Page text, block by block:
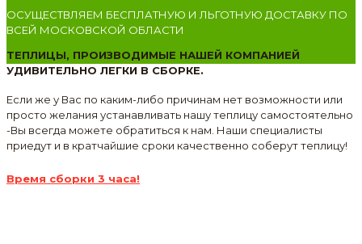
ОСУЩЕСТВЛЯЕМ БЕСПЛАТНУЮ И ЛЬГОТНУЮ ДОСТАВКУ ПО
ВСЕЙ МОСКОВСКОЙ ОБЛАСТИ
ТЕПЛИЦЫ, ПРОИЗВОДИМЫЕ НАШЕЙ КОМПАНИЕЙ
УДИВИТЕЛЬНО ЛЕГКИ В СБОРКЕ.
Если же у Вас по каким-либо причинам нет возможности или
просто желания устанавливать нашу теплицу самостоятельно
-Вы всегда можете обратиться к нам. Наши специалисты
приедут и в кратчайшие сроки качественно соберут теплицу!
Время сборки 3 часа!